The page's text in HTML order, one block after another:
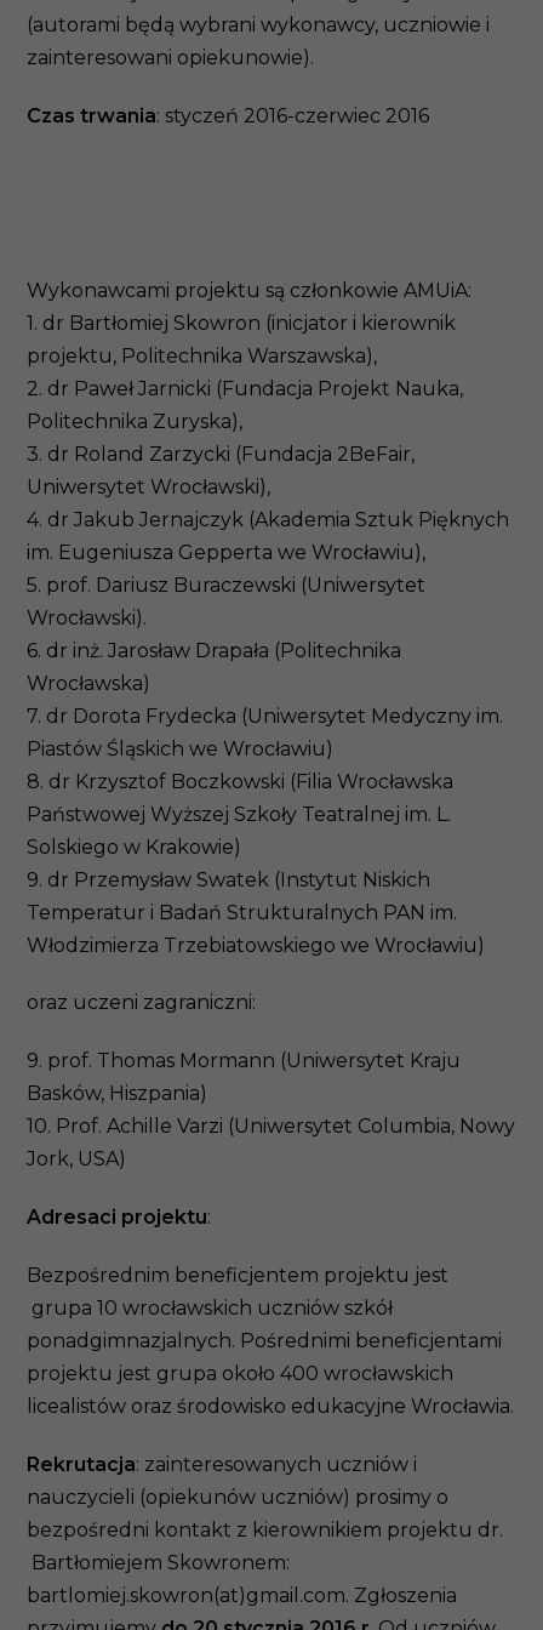
(autorami będą wybrani wykonawcy, uczniowie i
zainteresowani opiekunowie).
Czas trwania: styczeń 2016-czerwiec 2016
Wykonawcami projektu są członkowie AMUiA:
1. dr Bartłomiej Skowron (inicjator i kierownik
projektu, Politechnika Warszawska),
2. dr Paweł Jarnicki (Fundacja Projekt Nauka,
Politechnika Zuryska),
3. dr Roland Zarzycki (Fundacja 2BeFair,
Uniwersytet Wrocławski),
4. dr Jakub Jernajczyk (Akademia Sztuk Pięknych
im. Eugeniusza Gepperta we Wrocławiu),
5. prof. Dariusz Buraczewski (Uniwersytet
Wrocławski).
6. dr inż. Jarosław Drapała (Politechnika
Wrocławska)
7. dr Dorota Frydecka (Uniwersytet Medyczny im.
Piastów Śląskich we Wrocławiu)
8. dr Krzysztof Boczkowski (Filia Wrocławska
Państwowej Wyższej Szkoły Teatralnej im. L.
Solskiego w Krakowie)
9. dr Przemysław Swatek (Instytut Niskich
Temperatur i Badań Strukturalnych PAN im.
Włodzimierza Trzebiatowskiego we Wrocławiu)
oraz uczeni zagraniczni:
9. prof. Thomas Mormann (Uniwersytet Kraju
Basków, Hiszpania)
10. Prof. Achille Varzi (Uniwersytet Columbia, Nowy
Jork, USA)
Adresaci projektu:
Bezpośrednim beneficjentem projektu jest
grupa 10 wrocławskich uczniów szkół
ponadgimnazjalnych. Pośrednimi beneficjentami
projektu jest grupa około 400 wrocławskich
licealistów oraz środowisko edukacyjne Wrocławia.
Rekrutacja: zainteresowanych uczniów i
nauczycieli (opiekunów uczniów) prosimy o
bezpośredni kontakt z kierownikiem projektu dr.
Bartłomiejem Skowronem:
bartlomiej.skowron(at)gmail.com. Zgłoszenia